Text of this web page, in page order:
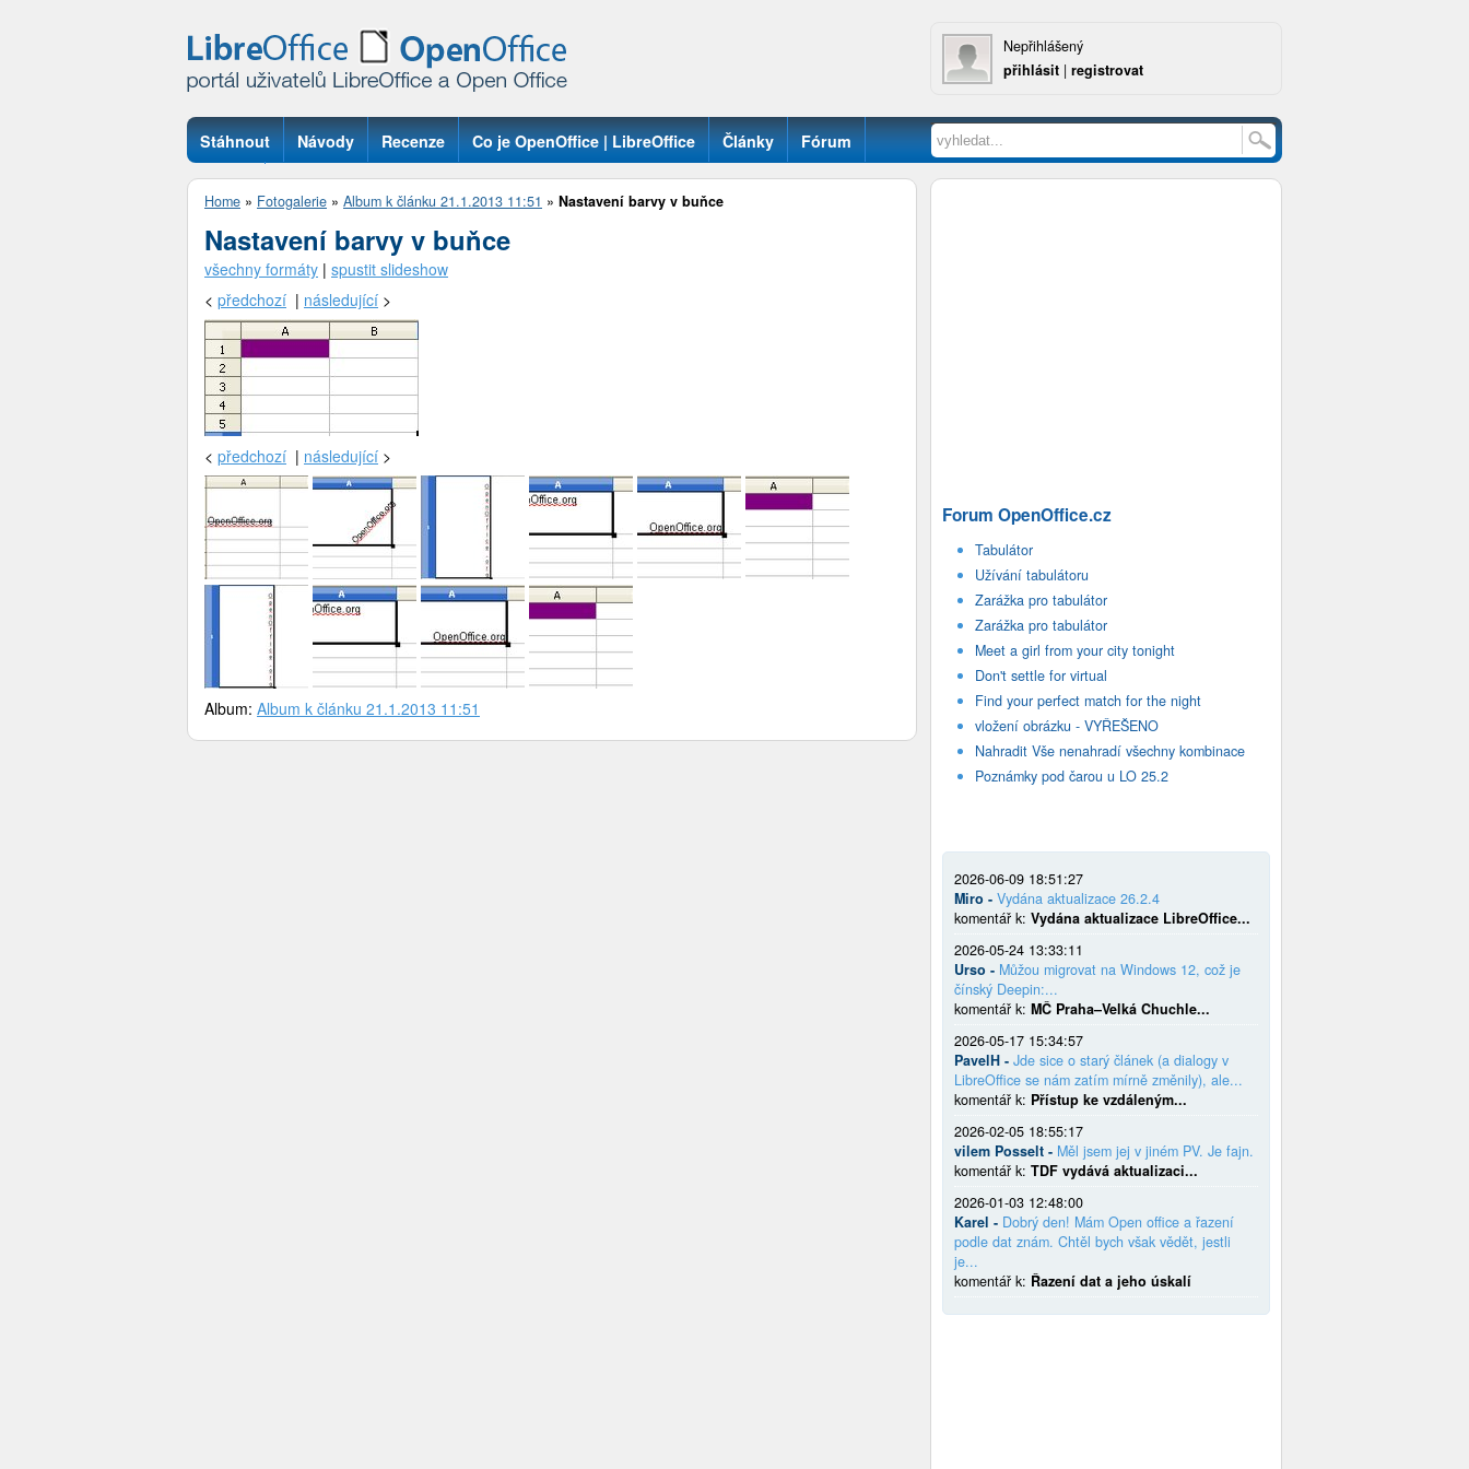
Nepřihlášený
přihlásit | registrovat
Stáhnout Návody Recenze Co je OpenOffice | LibreOffice Články Fórum
Otázky
Home » Fotogalerie » Album k článku 21.1.2013 11:51 » Nastavení barvy v buňce
Nastavení barvy v buňce
všechny formáty | spustit slideshow
< předchozí | následující >
< předchozí | následující >
Album: Album k článku 21.1.2013 11:51
Forum OpenOffice.cz
Tabulátor
Užívání tabulátoru
Zarážka pro tabulátor
Zarážka pro tabulátor
Meet a girl from your city tonight
Don't settle for virtual
Find your perfect match for the night
vložení obrázku - VYŘEŠENO
Nahradit Vše nenahradí všechny kombinace
Poznámky pod čarou u LO 25.2
2026-06-09 18:51:27
Miro - Vydána aktualizace 26.2.4
komentář k: Vydána aktualizace LibreOffice...
2026-05-24 13:33:11
Urso - Můžou migrovat na Windows 12, což je
čínský Deepin:...
komentář k: MČ Praha–Velká Chuchle...
2026-05-17 15:34:57
PavelH - Jde sice o starý článek (a dialogy v
LibreOffice se nám zatím mírně změnily), ale...
komentář k: Přístup ke vzdáleným...
2026-02-05 18:55:17
vilem Posselt - Měl jsem jej v jiném PV. Je fajn.
komentář k: TDF vydává aktualizaci...
2026-01-03 12:48:00
Karel - Dobrý den! Mám Open office a řazení
podle dat znám. Chtěl bych však vědět, jestli
je...
komentář k: Řazení dat a jeho úskalí